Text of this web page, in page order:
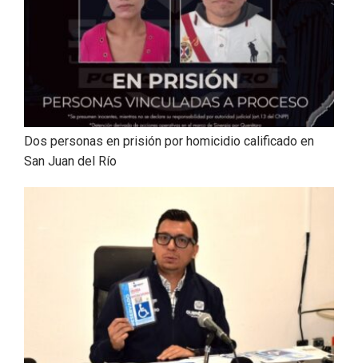
Dos personas en prisión por homicidio calificado en
San Juan del Río